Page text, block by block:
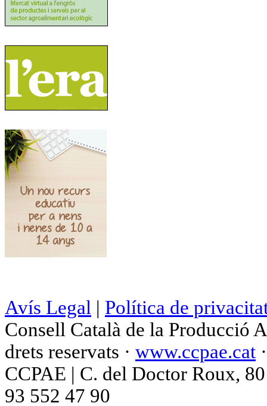
Avís Legal | Política de
Consell Català de la Producció
drets reservats · www.ccpae.cat
CCPAE | C. del Doctor Roux,
93 552 47 90